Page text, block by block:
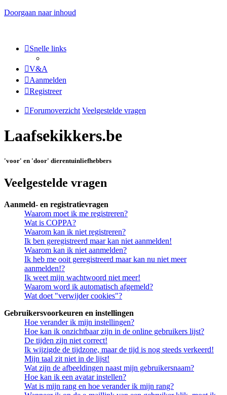
Doorgaan naar inhoud
Snelle links
V&A
Aanmelden
Registreer
Forumoverzicht Veelgestelde vragen
Laafsekikkers.be
'voor' en 'door' dierentuinliefhebbers
Veelgestelde vragen
Aanmeld- en registratievragen
Waarom moet ik me registreren?
Wat is COPPA?
Waarom kan ik niet registreren?
Ik ben geregistreerd maar kan niet aanmelden!
Waarom kan ik niet aanmelden?
Ik heb me ooit geregistreerd maar kan nu niet meer
aanmelden!?
Ik weet mijn wachtwoord niet meer!
Waarom word ik automatisch afgemeld?
Wat doet "verwijder cookies"?
Gebruikersvoorkeuren en instellingen
Hoe verander ik mijn instellingen?
Hoe kan ik onzichtbaar zijn in de online gebruikers lijst?
De tijden zijn niet correct!
Ik wijzigde de tijdzone, maar de tijd is nog steeds verkeerd!
Mijn taal zit niet in de lijst!
Wat zijn de afbeeldingen naast mijn gebruikersnaam?
Hoe kan ik een avatar instellen?
Wat is mijn rang en hoe verander ik mijn rang?